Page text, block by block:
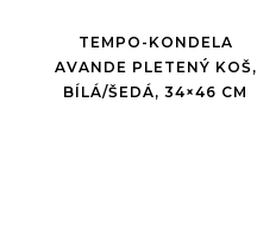
TEMPO-KONDELA
AVANDE PLETENÝ KOŠ,
BÍLÁ/ŠEDÁ, 34×46 CM